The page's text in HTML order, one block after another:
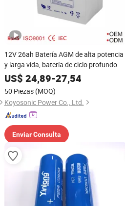
12V 26ah Batería AGM de alta potencia
y larga vida, batería de ciclo profundo
US$ 24,89-27,54
50 Piezas (MOQ)
Koyosonic Power Co., Ltd.
Enviar Consulta